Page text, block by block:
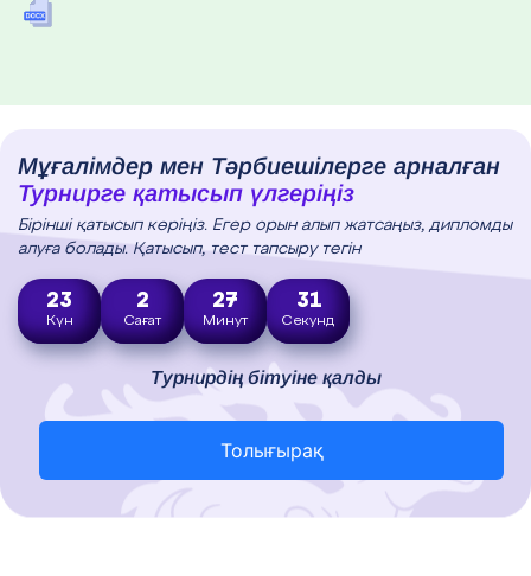
Мұғалімдер мен Тәрбиешілерге арналған
Турнирге қатысып үлгеріңіз
Бірінші қатысып көріңіз. Егер орын алып жатсаңыз, дипломды
алуға болады. Қатысып, тест тапсыру тегін
23
Күн
2
Сағат
27
Минут
30
Секунд
Турнирдің бітуіне қалды
Толығырақ